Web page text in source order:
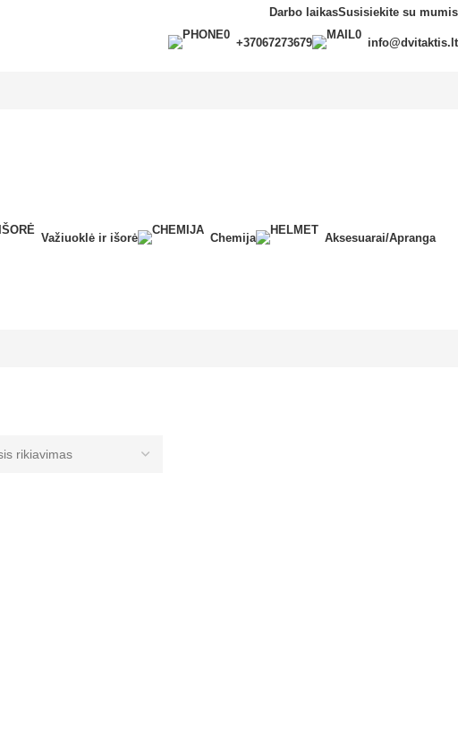
Darbo laikasSusisiekite su mumis
+37067273679 info@dvitaktis.lt
Važiuoklė ir išorė Chemija
Aksesuarai/Apranga